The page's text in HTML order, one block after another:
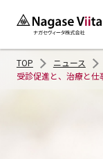
TOP ニュース
受診促進と、治療と